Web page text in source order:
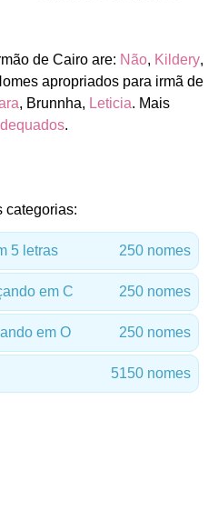
de Cairo are: Não, Kildery,
apropriados para irmã de
, Brunnha, Leticia. Mais
.
categorias:
5 letras 250 nomes
em C 250 nomes
em O 250 nomes
5150 nomes